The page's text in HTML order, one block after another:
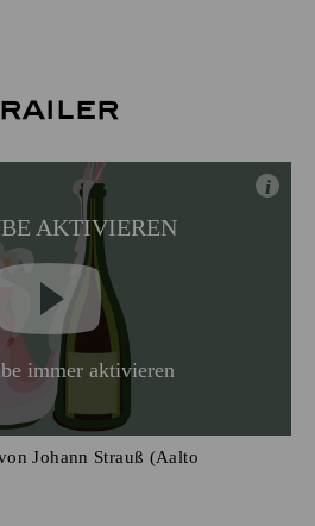
AKTIVIEREN
i
immer aktivieren
Johann Strauß (Aalto